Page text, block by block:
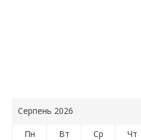
Серпень 2026
Пн Вт Ср Чт